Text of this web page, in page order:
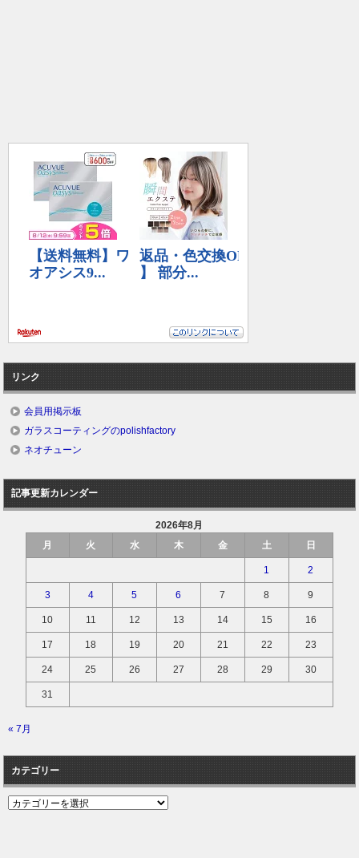
リンク
会員用掲示板
ガラスコーティングのpolishfactory
ネオチューン
記事更新カレンダー
2026年8月
月
火 水 木 金 土 日
1 2
3 4 5 6 7 8 9
10 11 12 13 14 15 16
17 18 19 20 21 22 23
24 25 26 27 28 29 30
31
« 7月
カテゴリー
カ